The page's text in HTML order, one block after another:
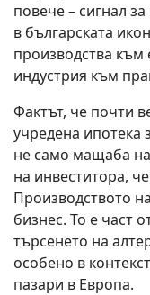
повече – сигнал
в българската
производства
индустрия към
Фактът, че почти
учредена ипотека
не само мащаба
на инвеститора,
Производството
бизнес. То е част
търсенето на
особено в
пазари в Европа.